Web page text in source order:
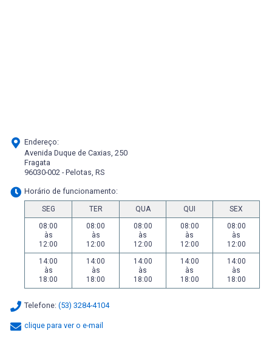
Endereço:
Avenida Duque de Caxias, 250
Fragata
96030-002 - Pelotas, RS
Horário de funcionamento:
SEG TER QUA QUI
SEX
08:00
às
12:00
08:00
às
12:00
08:00
às
12:00
08:00
às
12:00
08:00
às
12:00
14:00
às
18:00
14:00
às
18:00
14:00
às
18:00
14:00
às
18:00
14:00
às
18:00
Telefone: (53) 3284-4104
clique para ver o e-mail